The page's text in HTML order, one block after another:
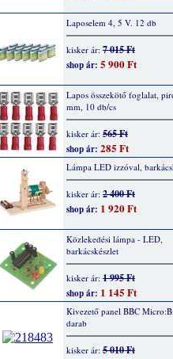
Laposelem 4, 5 V. 12 db
kisker ár: 7 015 Ft
shop ár: 5 900 Ft
Lapos összekötő foglalat,
mm, 10 db/cs
kisker ár: 565 Ft
shop ár: 285 Ft
Lámpa LED izzóval,
kisker ár: 2 400 Ft
shop ár: 1 920 Ft
Közlekedési lámpa - LED,
barkácskészlet
kisker ár: 1 995 Ft
shop ár: 1 145 Ft
Kivezető panel BBC
darab
kisker ár: 5 010 Ft